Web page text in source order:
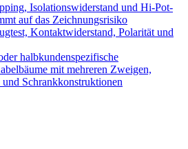
Isolationswiderstand und Hi-Pot-
auf das Zeichnungsrisiko
Kontaktwiderstand, Polarität und
halbkundenspezifische
mit mehreren Zweigen,
Schrankkonstruktionen